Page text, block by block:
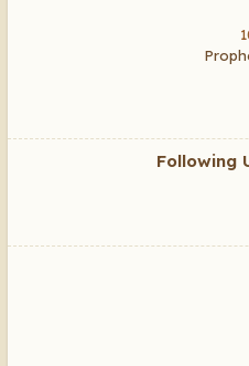
Following